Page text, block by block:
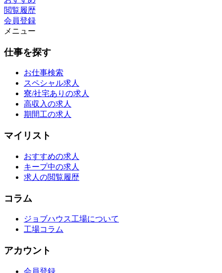
閲覧履歴
会員登録
メニュー
仕事を探す
お仕事検索
スペシャル求人
寮/社宅ありの求人
高収入の求人
期間工の求人
マイリスト
おすすめの求人
キープ中の求人
求人の閲覧履歴
コラム
ジョブハウス工場について
工場コラム
アカウント
会員登録